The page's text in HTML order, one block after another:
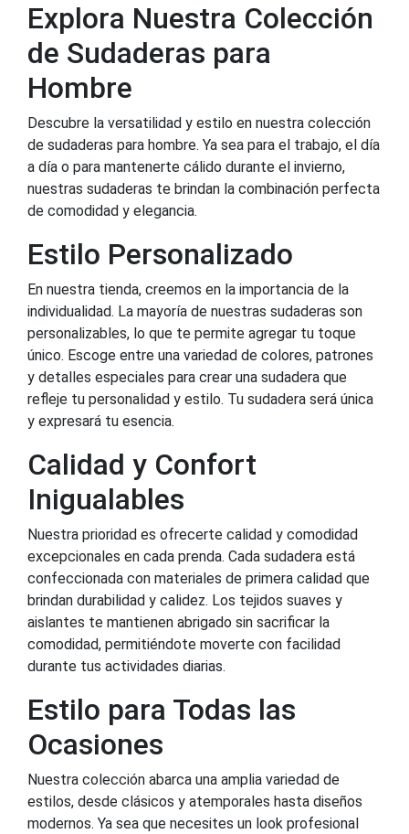
Explora Nuestra Colección
de Sudaderas para
Hombre
Descubre la versatilidad y estilo en nuestra colección
de sudaderas para hombre. Ya sea para el trabajo, el día
a día o para mantenerte cálido durante el invierno,
nuestras sudaderas te brindan la combinación perfecta
de comodidad y elegancia.
Estilo Personalizado
En nuestra tienda, creemos en la importancia de la
individualidad. La mayoría de nuestras sudaderas son
personalizables, lo que te permite agregar tu toque
único. Escoge entre una variedad de colores, patrones
y detalles especiales para crear una sudadera que
refleje tu personalidad y estilo. Tu sudadera será única
y expresará tu esencia.
Calidad y Confort
Inigualables
Nuestra prioridad es ofrecerte calidad y comodidad
excepcionales en cada prenda. Cada sudadera está
confeccionada con materiales de primera calidad que
brindan durabilidad y calidez. Los tejidos suaves y
aislantes te mantienen abrigado sin sacrificar la
comodidad, permitiéndote moverte con facilidad
durante tus actividades diarias.
Estilo para Todas las
Ocasiones
Nuestra colección abarca una amplia variedad de
estilos, desde clásicos y atemporales hasta diseños
modernos. Ya sea que necesites un look profesional